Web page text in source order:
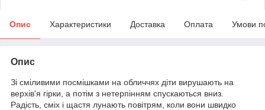
Опис Характеристики Доставка Оплата Умови
Опис
Зі сміливими посмішками на обличчях діти вирушають на
верхів'я гірки, а потім з нетерпінням спускаються вниз.
Радість, сміх і щастя лунають повітрям, коли вони швидко